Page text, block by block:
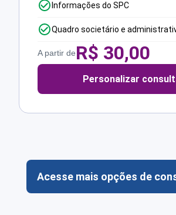
Informações do SPC
Quadro societário e
A partir deR$ 30,00
Personalizar
Acesse mais opções de